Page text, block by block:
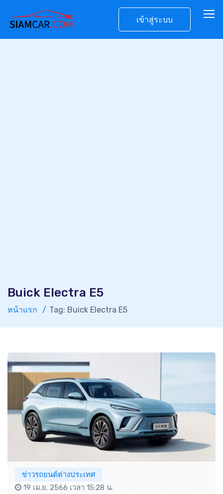
เข้าสู่ระบบ
Buick Electra E5
หน้าแรก Tag: Buick Electra E5
ข่าวรถยนต์ต่างประเทศ
19 เม.ย. 2566 เวลา 15:28 น.